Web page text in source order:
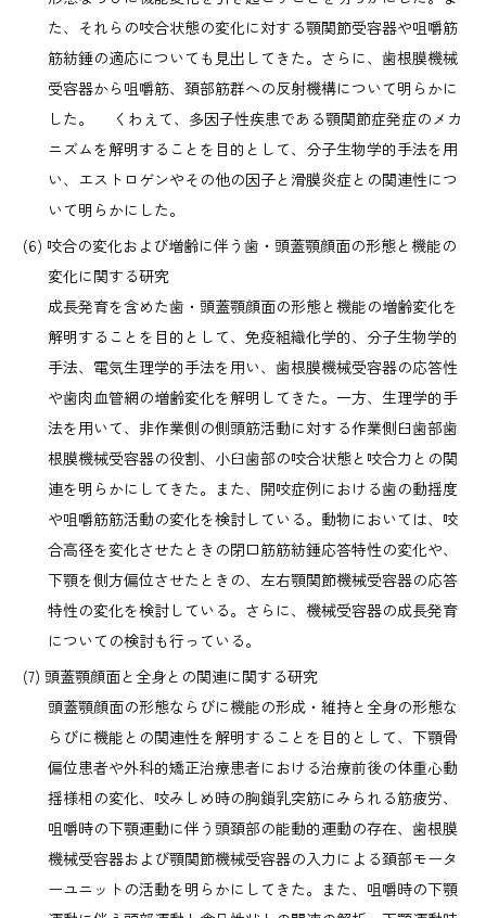
た、それらの咬合状態の変化に対する顎関節受容器や咀嚼筋
筋紡錘の適応についても見出してきた。さらに、歯根膜機械
受容器から咀嚼筋、頚部筋群への反射機構について明らかに
した。 くわえて、多因子性疾患である顎関節症発症のメカ
ニズムを解明することを目的として、分子生物学的手法を用
い、エストロゲンやその他の因子と滑膜炎症との関連性につ
いて明らかにした。
咬合の変化および増齢に伴う歯・頭蓋顎顔面の形態と機能の
変化に関する研究
成長発育を含めた歯・頭蓋顎顔面の形態と機能の増齢変化を
解明することを目的として、免疫組織化学的、分子生物学的
手法、電気生理学的手法を用い、歯根膜機械受容器の応答性
や歯肉血管網の増齢変化を解明してきた。一方、生理学的手
法を用いて、非作業側の側頭筋活動に対する作業側臼歯部歯
根膜機械受容器の役割、小臼歯部の咬合状態と咬合力との関
連を明らかにしてきた。また、開咬症例における歯の動揺度
や咀嚼筋筋活動の変化を検討している。動物においては、咬
合高径を変化させたときの閉口筋筋紡錘応答特性の変化や、
下顎を側方偏位させたときの、左右顎関節機械受容器の応答
特性の変化を検討している。さらに、機械受容器の成長発育
についての検討も行っている。
頭蓋顎顔面と全身との関連に関する研究
頭蓋顎顔面の形態ならびに機能の形成・維持と全身の形態な
らびに機能との関連性を解明することを目的として、下顎骨
偏位患者や外科的矯正治療患者における治療前後の体重心動
揺様相の変化、咬みしめ時の胸鎖乳突筋にみられる筋疲労、
咀嚼時の下顎運動に伴う頭頚部の能動的運動の存在、歯根膜
機械受容器および顎関節機械受容器の入力による頚部モータ
ーユニットの活動を明らかにしてきた。また、咀嚼時の下顎